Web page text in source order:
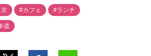
#カフェ #ランチ
道